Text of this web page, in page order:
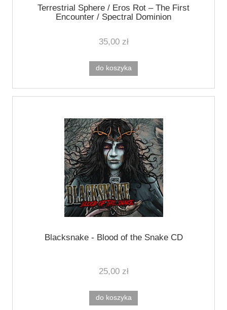
Terrestrial Sphere / Eros Rot ‎– The First
Encounter / Spectral Dominion
35,00 zł
do koszyka
Blacksnake - Blood of the Snake CD
25,00 zł
do koszyka